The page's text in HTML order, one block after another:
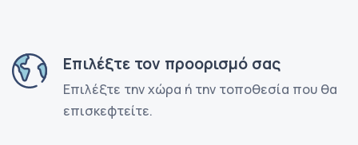
Επιλέξτε τον προορισμό σας
Επιλέξτε την χώρα ή την τοποθεσία που θα
επισκεφτείτε.